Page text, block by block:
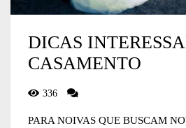
DICAS
CASAMENTO
336
PARA NOIVAS QUE BUSCAM